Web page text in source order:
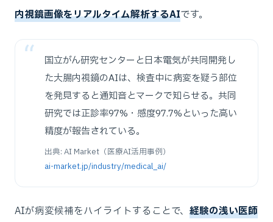
内視鏡画像をリアルタイム解析するAIです。
国立がん研究センターと日本電気が共同開発し
た大腸内視鏡のAIは、検査中に病変を疑う部位
を発見すると通知音とマークで知らせる。共同
研究では正診率97%・感度97.7%といった高い
精度が報告されている。
出典: AI Market（医療AI活用事例）
ai-market.jp/industry/medical_ai/
AIが病変候補をハイライトすることで、 経験の浅い医師